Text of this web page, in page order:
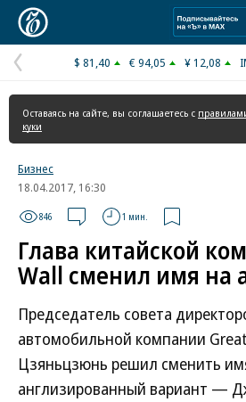
Предыдущая
страница
$ 81,40 € 94,05 ¥ 12,08
Оставаясь на сайте, вы соглашаетесь с
куки
Бизнес
18.04.2017, 16:30
846 1 мин.
Глава китайской
Wall сменил имя на
Председатель совета
автомобильной компании
Цзяньцзюнь решил сменить
англизированный вариант —